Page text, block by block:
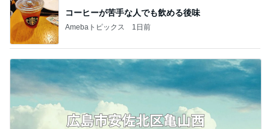
年収500万円で余裕のローン計画
Amebaトピックス 1日前
記事を読む